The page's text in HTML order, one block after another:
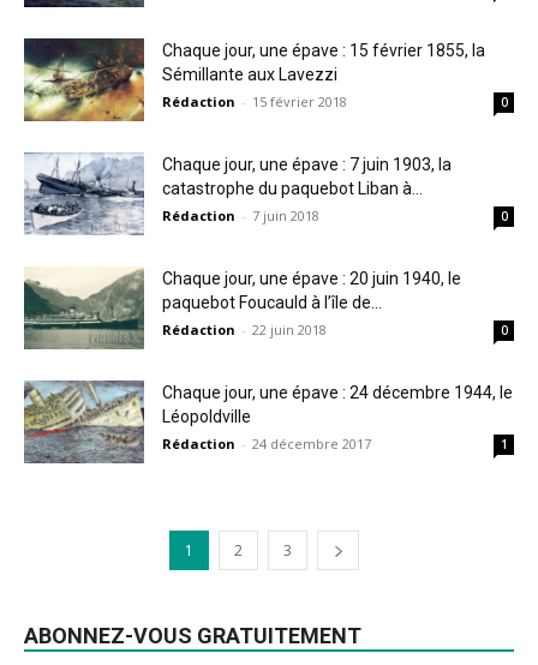
Chaque jour, une épave : 15 février 1855, la
Sémillante aux Lavezzi
Rédaction - 15 février 2018 0
Chaque jour, une épave : 7 juin 1903, la
catastrophe du paquebot Liban à...
Rédaction - 7 juin 2018 0
Chaque jour, une épave : 20 juin 1940, le
paquebot Foucauld à l’île de...
Rédaction - 22 juin 2018 0
Chaque jour, une épave : 24 décembre 1944, le
Léopoldville
Rédaction - 24 décembre 2017 1
1 2 3
ABONNEZ-VOUS GRATUITEMENT